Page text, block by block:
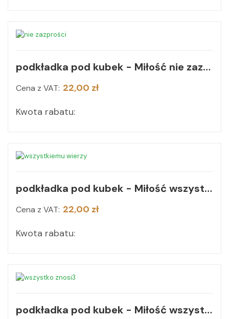
podkładka pod kubek - Miłość nie zazdrości
Cena z VAT: 22,00 zł
Kwota rabatu:
podkładka pod kubek - Miłość wszystkiemu wierzy
Cena z VAT: 22,00 zł
Kwota rabatu:
podkładka pod kubek - Miłość wszystko znosi